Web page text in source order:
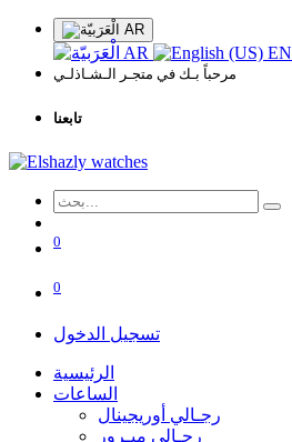
AR
AR EN
مرحباً بـك في متجـر الـشـاذلـي
تابعنا
0
0
تسجيل الدخول
الرئيسية
الساعات
رجـالي أوريجينال
رجـالي ميـرور